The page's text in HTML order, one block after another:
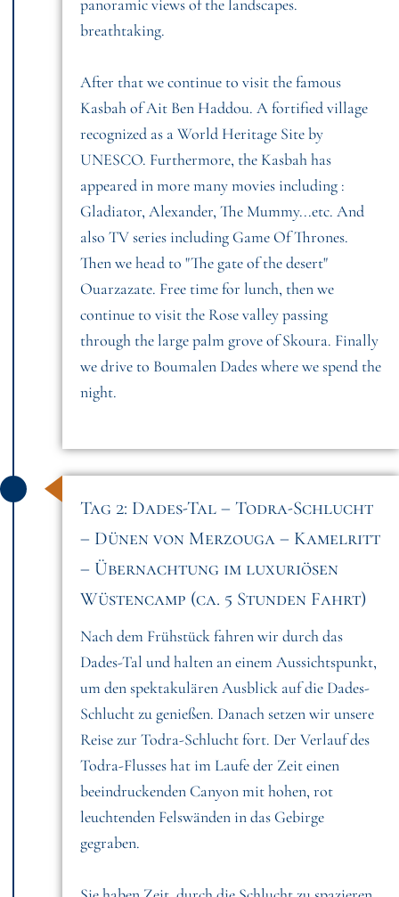
panoramic views of the landscapes.
breathtaking.
After that we continue to visit the famous
Kasbah of Ait Ben Haddou. A fortified village
recognized as a World Heritage Site by
UNESCO. Furthermore, the Kasbah has
appeared in more many movies including :
Gladiator, Alexander, The Mummy...etc. And
also TV series including Game Of Thrones.
Then we head to "The gate of the desert"
Ouarzazate. Free time for lunch, then we
continue to visit the Rose valley passing
through the large palm grove of Skoura. Finally
we drive to Boumalen Dades where we spend the
night.
Tag 2: Dades-Tal – Todra-Schlucht
– Dünen von Merzouga – Kamelritt
– Übernachtung im luxuriösen
Wüstencamp (ca. 5 Stunden Fahrt)
Nach dem Frühstück fahren wir durch das
Dades-Tal und halten an einem Aussichtspunkt,
um den spektakulären Ausblick auf die Dades-
Schlucht zu genießen. Danach setzen wir unsere
Reise zur Todra-Schlucht fort. Der Verlauf des
Todra-Flusses hat im Laufe der Zeit einen
beeindruckenden Canyon mit hohen, rot
leuchtenden Felswänden in das Gebirge
gegraben.